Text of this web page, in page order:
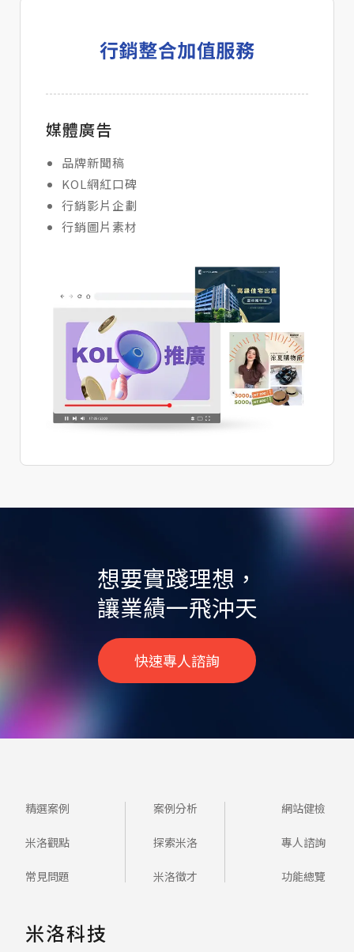
媒體廣告
品牌新聞稿
KOL網紅口碑
行銷影片企劃
行銷圖片素材
想要實踐理想，
讓業績一飛沖天
快速專人諮詢
精選案例 案例分析 網站健檢
米洛觀點 探索米洛 專人諮詢
常見問題 米洛徵才 功能總覽
米洛科技